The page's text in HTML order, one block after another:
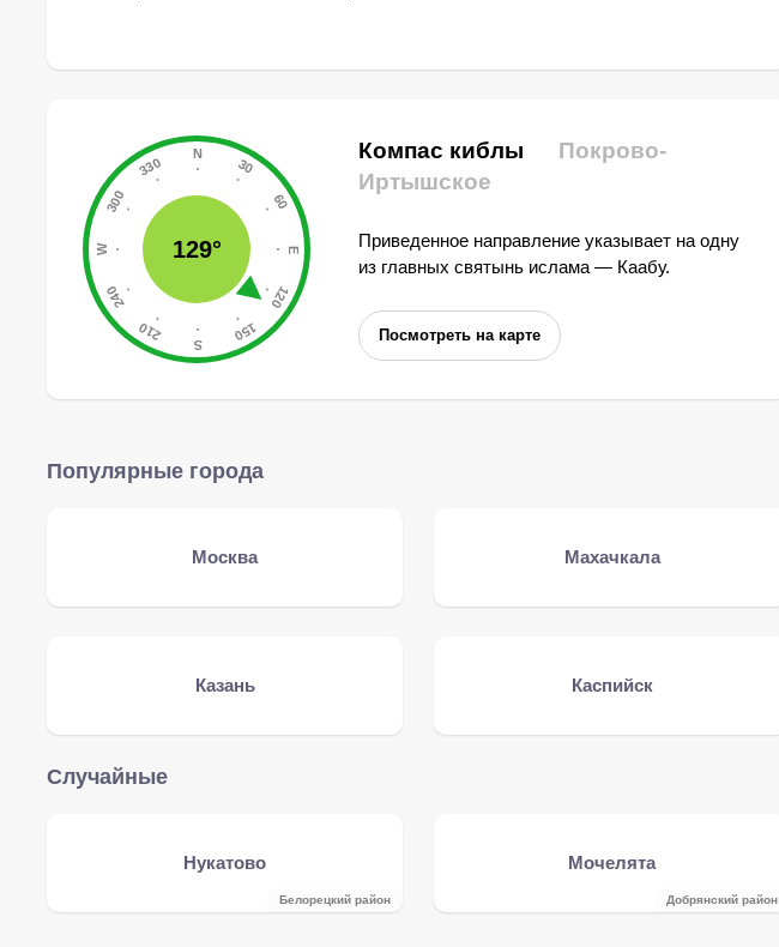
129°
Компас киблы
Покрово-
Иртышское
Приведенное направление указывает на одну
из главных святынь ислама — Каабу.
Посмотреть на карте
Популярные города
Москва Махачкала
Казань Каспийск
Случайные
Нукатово
Белорецкий район
Мочелята
Добрянский район